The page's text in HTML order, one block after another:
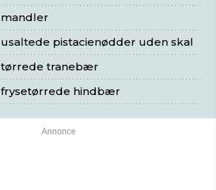
mandler
usaltede pistacienødder uden skal
tørrede tranebær
frysetørrede hindbær